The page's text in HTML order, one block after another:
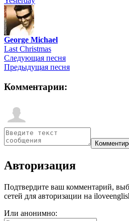
George Michael
Last Christmas
Следующая песня
Предыдущая песня
Комментарии:
Авторизация
Подтвердите ваш комментарий,
сетей для авторизации на
Или анонимно: